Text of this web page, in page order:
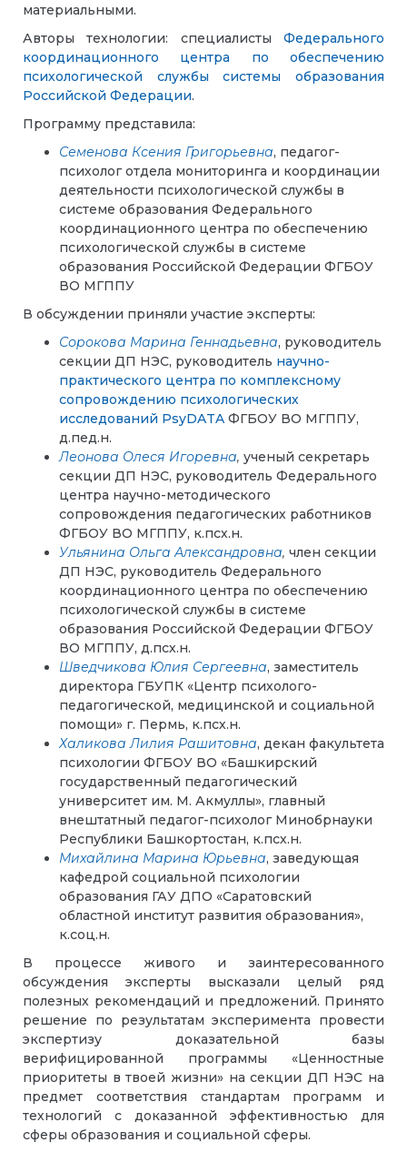
материальными.
Авторы технологии: специалисты Федерального
координационного центра по обеспечению
психологической службы системы образования
Российской Федерации.
Программу представила:
Семенова Ксения Григорьевна, педагог-
психолог отдела мониторинга и координации
деятельности психологической службы в
системе образования Федерального
координационного центра по обеспечению
психологической службы в системе
образования Российской Федерации ФГБОУ
ВО МГППУ
В обсуждении приняли участие эксперты:
Сорокова Марина Геннадьевна, руководитель
секции ДП НЭС, руководитель научно-
практического центра по комплексному
сопровождению психологических
исследований PsyDATA ФГБОУ ВО МГППУ,
д.пед.н.
Леонова Олеся Игоревна, ученый секретарь
секции ДП НЭС, руководитель Федерального
центра научно-методического
сопровождения педагогических работников
ФГБОУ ВО МГППУ, к.псх.н.
Ульянина Ольга Александровна, член секции
ДП НЭС, руководитель Федерального
координационного центра по обеспечению
психологической службы в системе
образования Российской Федерации ФГБОУ
ВО МГППУ, д.псх.н.
Шведчикова Юлия Сергеевна, заместитель
директора ГБУПК «Центр психолого-
педагогической, медицинской и социальной
помощи» г. Пермь, к.псх.н.
Халикова Лилия Рашитовна, декан факультета
психологии ФГБОУ ВО «Башкирский
государственный педагогический
университет им. М. Акмуллы», главный
внештатный педагог-психолог Минобрнауки
Республики Башкортостан, к.псх.н.
Михайлина Марина Юрьевна, заведующая
кафедрой социальной психологии
образования ГАУ ДПО «Саратовский
областной институт развития образования»,
к.соц.н.
В процессе живого и заинтересованного
обсуждения эксперты высказали целый ряд
полезных рекомендаций и предложений. Принято
решение по результатам эксперимента провести
экспертизу доказательной базы
верифицированной программы «Ценностные
приоритеты в твоей жизни» на секции ДП НЭС на
предмет соответствия стандартам программ и
технологий с доказанной эффективностью для
сферы образования и социальной сферы.